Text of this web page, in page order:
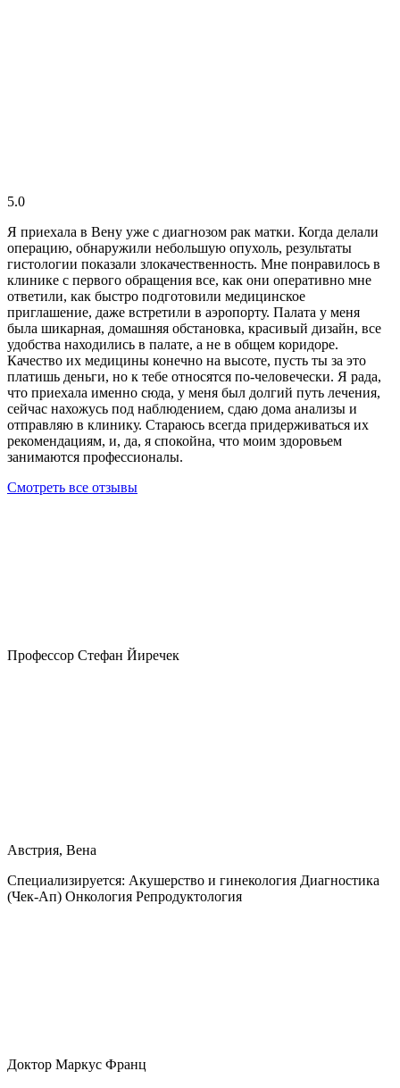
5.0
Я приехала в Вену уже с диагнозом рак матки. Когда делали
операцию, обнаружили небольшую опухоль, результаты
гистологии показали злокачественность. Мне понравилось в
клинике с первого обращения все, как они оперативно мне
ответили, как быстро подготовили медицинское
приглашение, даже встретили в аэропорту. Палата у меня
была шикарная, домашняя обстановка, красивый дизайн, все
удобства находились в палате, а не в общем коридоре.
Качество их медицины конечно на высоте, пусть ты за это
платишь деньги, но к тебе относятся по-человечески. Я рада,
что приехала именно сюда, у меня был долгий путь лечения,
сейчас нахожусь под наблюдением, сдаю дома анализы и
отправляю в клинику. Стараюсь всегда придерживаться их
рекомендациям, и, да, я спокойна, что моим здоровьем
занимаются профессионалы.
Смотреть все отзывы
Профессор Стефан Йиречек
Австрия, Вена
Специализируется: Акушерство и гинекология Диагностика
(Чек-Ап) Онкология Репродуктология
Доктор Маркус Франц